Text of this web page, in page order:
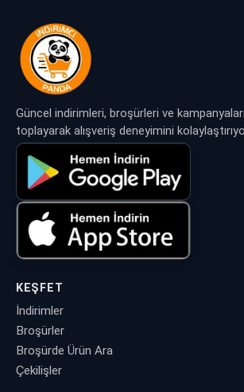
Güncel indirimleri, broşürleri ve
toplayarak alışveriş deneyimini
KEŞFET
İndirimler
Broşürler
Broşürde Ürün Ara
Çekilişler